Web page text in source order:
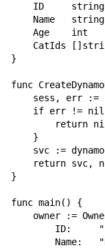
    ID     string
    Name   string
    Age    int
CatIds
}
func
sess, err :=
if err !=
return
    }
svc :=
return svc,
}
func main() {
owner :=
ID:
Name: